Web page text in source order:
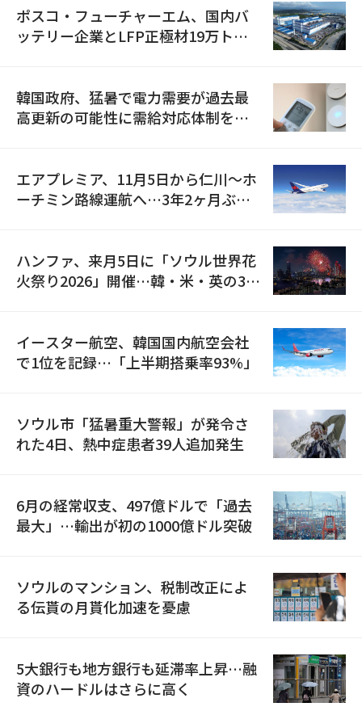
ポスコ・フューチャーエム、国内バ
ッテリー企業とLFP正極材19万トン
韓国政府、猛暑で電力需要が過去最
高更新の可能性に需給対応体制を点
エアプレミア、11月5日から仁川〜ホ
ーチミン路線運航へ…3年2ヶ月ぶり
ハンファ、来月5日に「ソウル世界花
火祭り2026」開催…韓・米・英の3カ
イースター航空、韓国国内航空会社
で1位を記録…「上半期搭乗率93%」
ソウル市「猛暑重大警報」が発令さ
れた4日、熱中症患者39人追加発生
6月の経常収支、497億ドルで「過去
最大」…輸出が初の1000億ドル突破
ソウルのマンション、税制改正によ
る伝貰の月貰化加速を憂慮
5大銀行も地方銀行も延滞率上昇…融
資のハードルはさらに高く